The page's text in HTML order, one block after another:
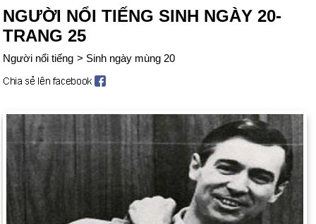
NGƯỜI NỔI TIẾNG SINH NGÀY 20-
TRANG 25
Người nổi tiếng > Sinh ngày mùng 20